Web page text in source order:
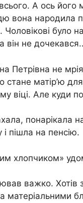
А ось його
вона народила
Чоловікові було
він не
Петрівна не
стане матір’ю
віці. Але куди
понарікала
і пішла на пенсію.
хлопчиком»
важко. Хотів
матеріальними